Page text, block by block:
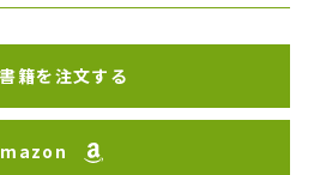
籍を注文する